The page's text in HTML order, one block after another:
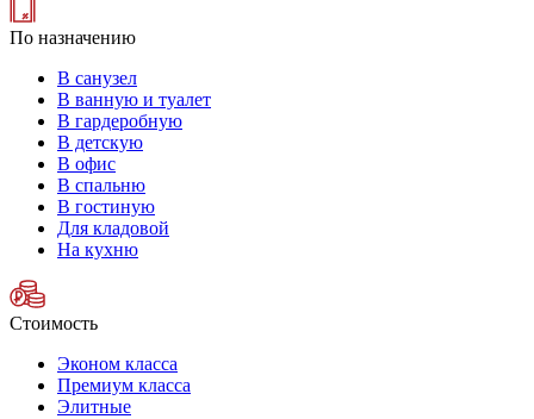
По назначению
В санузел
В ванную и туалет
В гардеробную
В детскую
В офис
В спальню
В гостиную
Для кладовой
На кухню
Стоимость
Эконом класса
Премиум класса
Элитные